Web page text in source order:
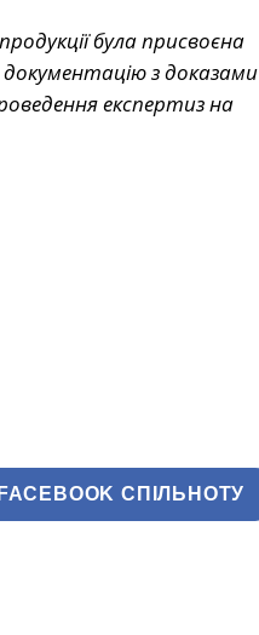
була присвоєна
з доказами
експертиз на
СПІЛЬНОТУ